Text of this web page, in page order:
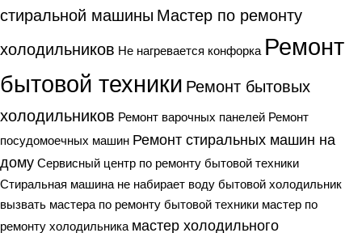
стиральной машины Мастер по ремонту
холодильников Не нагревается конфорка Ремонт
бытовой техники Ремонт бытовых
холодильников Ремонт варочных панелей Ремонт
посудомоечных машин Ремонт стиральных машин на
дому Сервисный центр по ремонту бытовой техники
Стиральная машина не набирает воду бытовой холодильник
вызвать мастера по ремонту бытовой техники мастер по
ремонту холодильника мастер холодильного